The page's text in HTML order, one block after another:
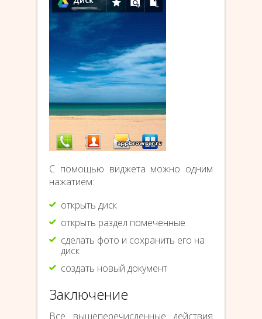
С помощью виджета можно одним
нажатием:
открыть диск
открыть раздел помеченные
сделать фото и сохранить его на
диск
создать новый документ
Заключение
Все вышеперечисленные действия